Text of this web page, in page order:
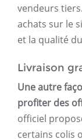
vendeurs
achats sur le
et la qualité
Livraison
Une autre
profiter des
officiel
certains colis